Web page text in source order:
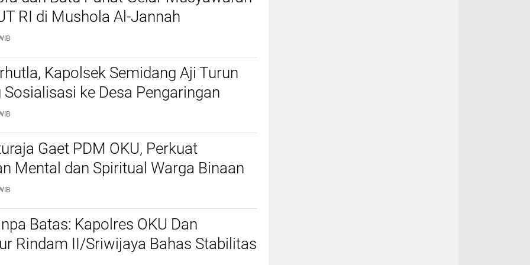
RI di Mushola Al-Jannah
Kapolsek Semidang Aji Turun
Sosialisasi ke Desa Pengaringan
Gaet PDM OKU, Perkuat
Mental dan Spiritual Warga Binaan
Batas: Kapolres OKU Dan
Rindam II/Sriwijaya Bahas Stabilitas